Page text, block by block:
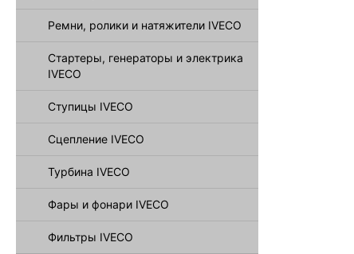
Ремни, ролики и натяжители IVECO
Стартеры, генераторы и электрика
IVECO
Ступицы IVECO
Сцепление IVECO
Турбина IVECO
Фары и фонари IVECO
Фильтры IVECO